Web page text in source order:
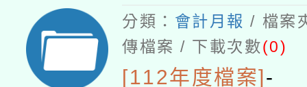
分類： 會計月報 / 檔案
傳檔案 / 下載次數(0)
[112年度檔案]-